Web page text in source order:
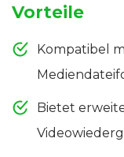
Vorteile
Kompatibel
Bietet